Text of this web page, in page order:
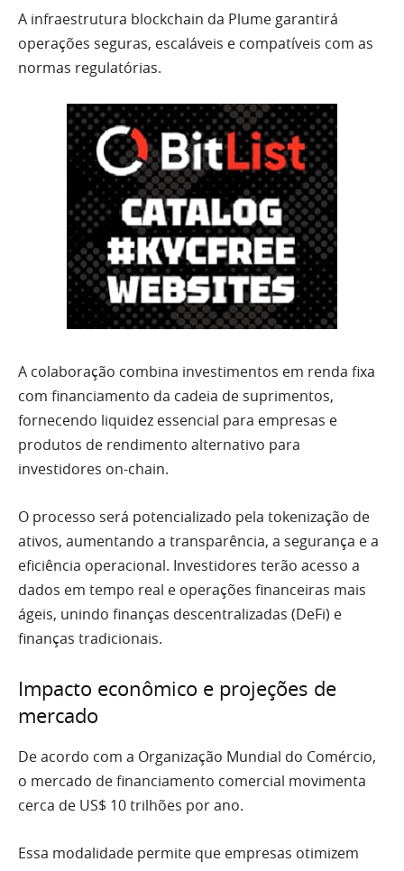
A infraestrutura blockchain da Plume garantirá
operações seguras, escaláveis e compatíveis com as
normas regulatórias.
A colaboração combina investimentos em renda fixa
com financiamento da cadeia de suprimentos,
fornecendo liquidez essencial para empresas e
produtos de rendimento alternativo para
investidores on-chain.
O processo será potencializado pela tokenização de
ativos, aumentando a transparência, a segurança e a
eficiência operacional. Investidores terão acesso a
dados em tempo real e operações financeiras mais
ágeis, unindo finanças descentralizadas (DeFi) e
finanças tradicionais.
Impacto econômico e projeções de
mercado
De acordo com a Organização Mundial do Comércio,
o mercado de financiamento comercial movimenta
cerca de US$ 10 trilhões por ano.
Essa modalidade permite que empresas otimizem